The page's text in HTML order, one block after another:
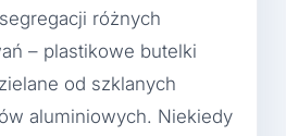
różnych
– plastikowe butelki
od szklanych
aluminiowych. Niekiedy